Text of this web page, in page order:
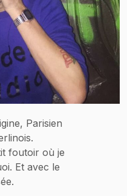
Parisien
foutoir où je
Et avec le